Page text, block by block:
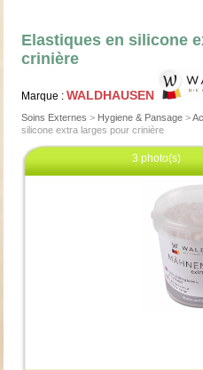
Elastiques en silicone
crinière
Marque :WALDHAUSEN
Soins Externes > Hygiene & Pansage >
silicone extra larges pour crinière
3 photo(s)